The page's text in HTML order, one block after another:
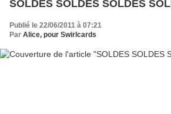
SOLDES SOLDES SOLDES
Publié le 22/06/2011 à 07:21
Par Alice, pour Swirlcards